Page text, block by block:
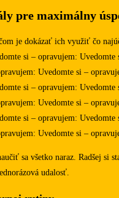
pre maximálny
je dokázať ich využiť čo
si – opravujem:
Uvedomte si –
si – opravujem:
Uvedomte si –
si – opravujem:
Uvedomte si –
sa všetko naraz. Radšej
udalosť.